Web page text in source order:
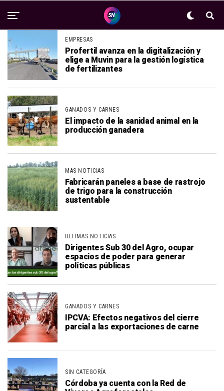
EMPRESAS
Profertil avanza en la digitalización y
elige a Muvin para la gestión logística
de fertilizantes
GANADOS Y CARNES
El impacto de la sanidad animal en la
producción ganadera
MAS NOTICIAS
Fabricarán paneles a base de rastrojo
de trigo para la construcción
sustentable
ULTIMAS NOTICIAS
Dirigentes Sub 30 del Agro, ocupar
espacios de poder para generar
políticas públicas
GANADOS Y CARNES
IPCVA: Efectos negativos del cierre
parcial a las exportaciones de carne
SIN CATEGORÍA
Córdoba ya cuenta con la Red de